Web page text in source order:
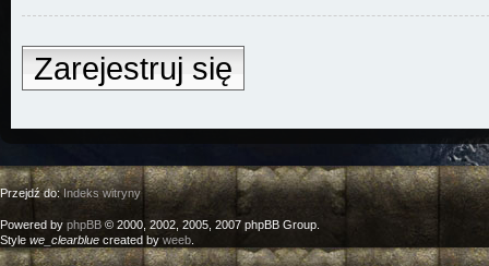
Zarejestruj się
Przejdź do:Indeks witryny
Powered by phpBB © 2000, 2002, 2005, 2007 phpBB Group.
Style we_clearblue created by weeb